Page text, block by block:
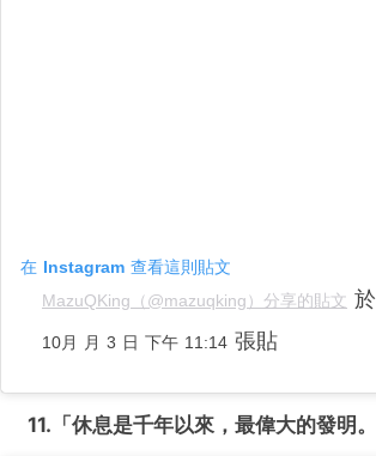
在 Instagram 查看這則貼文
MazuQKing（@mazuqking）分享的貼文 於
10月 月 3 日 下午 11:14 張貼
11.「休息是千年以來，最偉大的發明。